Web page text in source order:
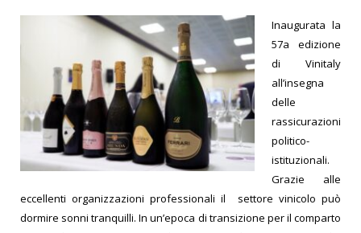
Inaugurata la
57a edizione
di Vinitaly
all’insegna
delle
rassicurazioni
politico-
istituzionali.
Grazie alle
eccellenti organizzazioni professionali il settore vinicolo può
dormire sonni tranquilli. In un’epoca di transizione per il comparto